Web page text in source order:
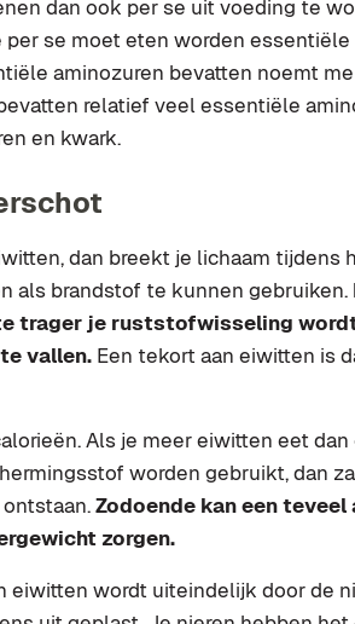
dan ook per se uit voeding te
per se moet eten worden
aminozuren bevatten noemt
relatief veel essentiële
en kwark.
dan breekt je lichaam tijdens
als brandstof te kunnen gebruiken.
trager je ruststofwisseling
vallen. Een tekort aan eiwitten is
Als je meer eiwitten eet dan
worden gebruikt, dan
Zodoende kan een
zorgen.
eiwitten wordt uiteindelijk door de